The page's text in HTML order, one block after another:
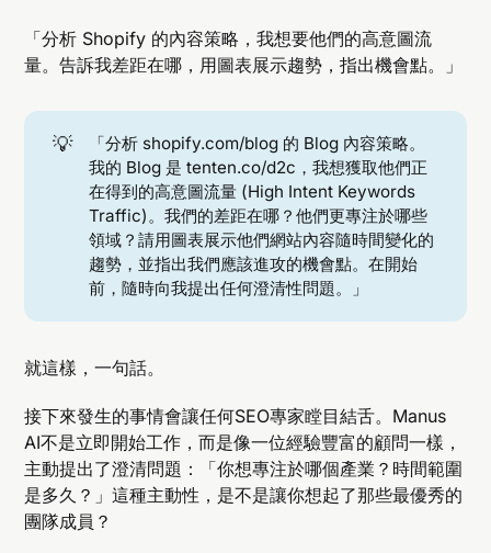
「分析 Shopify 的內容策略，我想要他們的高意圖流
量。告訴我差距在哪，用圖表展示趨勢，指出機會點。」
💡
「分析 shopify.com/blog 的 Blog 內容策略。
我的 Blog 是 tenten.co/d2c，我想獲取他們正
在得到的高意圖流量 (High Intent Keywords
Traffic)。我們的差距在哪？他們更專注於哪些
領域？請用圖表展示他們網站內容隨時間變化的
趨勢，並指出我們應該進攻的機會點。在開始
前，隨時向我提出任何澄清性問題。」
就這樣，一句話。
接下來發生的事情會讓任何SEO專家瞠目結舌。Manus
AI不是立即開始工作，而是像一位經驗豐富的顧問一樣，
主動提出了澄清問題：「你想專注於哪個產業？時間範圍
是多久？」這種主動性，是不是讓你想起了那些最優秀的
團隊成員？